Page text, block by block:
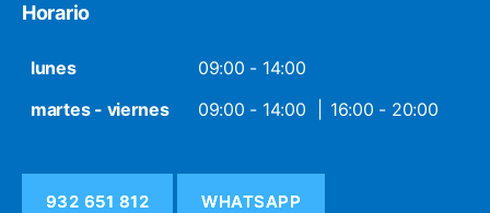
Horario
lunes
09:00 - 14:00
martes - viernes
09:00 - 14:00 16:00 - 20:00
932 651 812 WHATSAPP